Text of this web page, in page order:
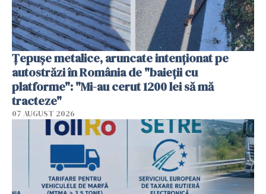
Țepușe metalice, aruncate intenționat pe
autostrăzi în România de "baieții cu
platforme": "Mi-au cerut 1200 lei să mă
tracteze"
07 AUGUST 2026